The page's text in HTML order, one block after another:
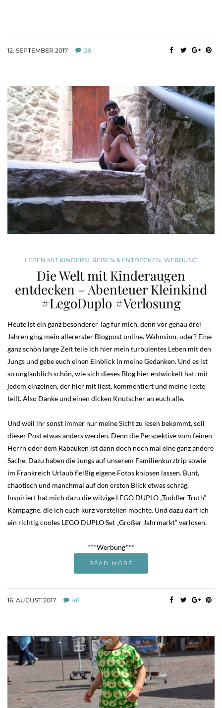
12. SEPTEMBER 2017 28
LEBEN MIT KINDERN, REISEN & ENTDECKEN, WERBUNG
Die Welt mit Kinderaugen
entdecken – Abenteuer Kleinkind
#LegoDuplo #Verlosung
Heute ist ein ganz besonderer Tag für mich, denn vor genau drei
Jahren ging mein allererster Blogpost online. Wahnsinn, oder? Eine
ganz schön lange Zeit teile ich hier mein turbulentes Leben mit den
Jungs und gebe euch einen Einblick in meine Gedanken. Und es ist
so unglaublich schön, wie sich dieses Blog hier entwickelt hat: mit
jedem einzelnen, der hier mit liest, kommentiert und meine Texte
teilt. Also Danke und einen dicken Knutscher an euch alle.
Und weil ihr sonst immer nur meine Sicht zu lesen bekommt, soll
dieser Post etwas anders werden. Denn die Perspektive vom feinen
Herrn oder dem Rabauken ist dann doch noch mal eine ganz andere
Sache. Dazu haben die Jungs auf unserem Familienkurztrip sowie
im Frankreich Urlaub fleißig eigene Fotos knipsen lassen. Bunt,
chaotisch und manchmal auf den ersten Blick etwas schräg.
Inspiriert hat mich dazu die witzige LEGO DUPLO „Toddler Truth“
Kampagne, die ich euch kurz vorstellen möchte. Und dazu darf ich
ein richtig cooles LEGO DUPLO Set „Großer Jahrmarkt“ verlosen.
***Werbung***
READ MORE
16. AUGUST 2017 48